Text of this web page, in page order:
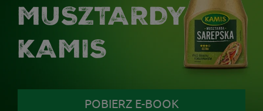
MUSZTARDY
KAMIS
POBIERZ E-BOOK